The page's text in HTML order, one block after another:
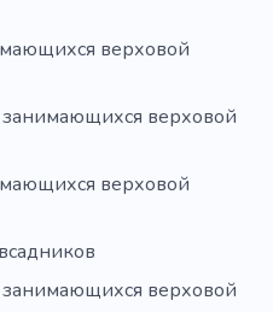
верховой
верховой
верховой
верховой